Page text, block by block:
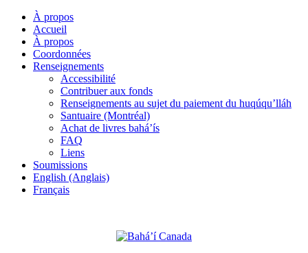
À propos
Accueil
À propos
Coordonnées
Renseignements
Accessibilité
Contribuer aux fonds
Renseignements au sujet du paiement du huqúqu’lláh
Santuaire (Montréal)
Achat de livres bahá’ís
FAQ
Liens
Soumissions
English (Anglais)
Français